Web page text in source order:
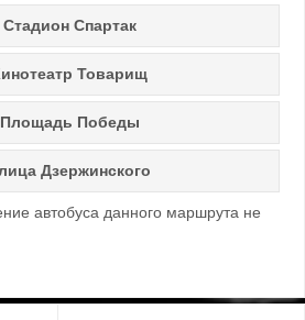
Стадион Спартак
Товарищ
Площадь Победы
Дзержинского
автобуса данного маршрута не